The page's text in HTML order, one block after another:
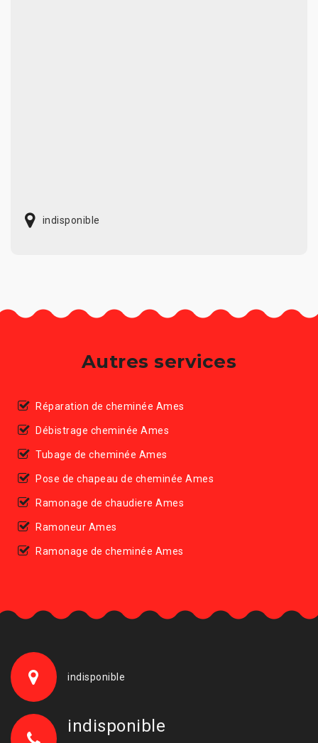
indisponible
Autres services
Réparation de cheminée Ames
Débistrage cheminée Ames
Tubage de cheminée Ames
Pose de chapeau de cheminée Ames
Ramonage de chaudiere Ames
Ramoneur Ames
Ramonage de cheminée Ames
indisponible
indisponible